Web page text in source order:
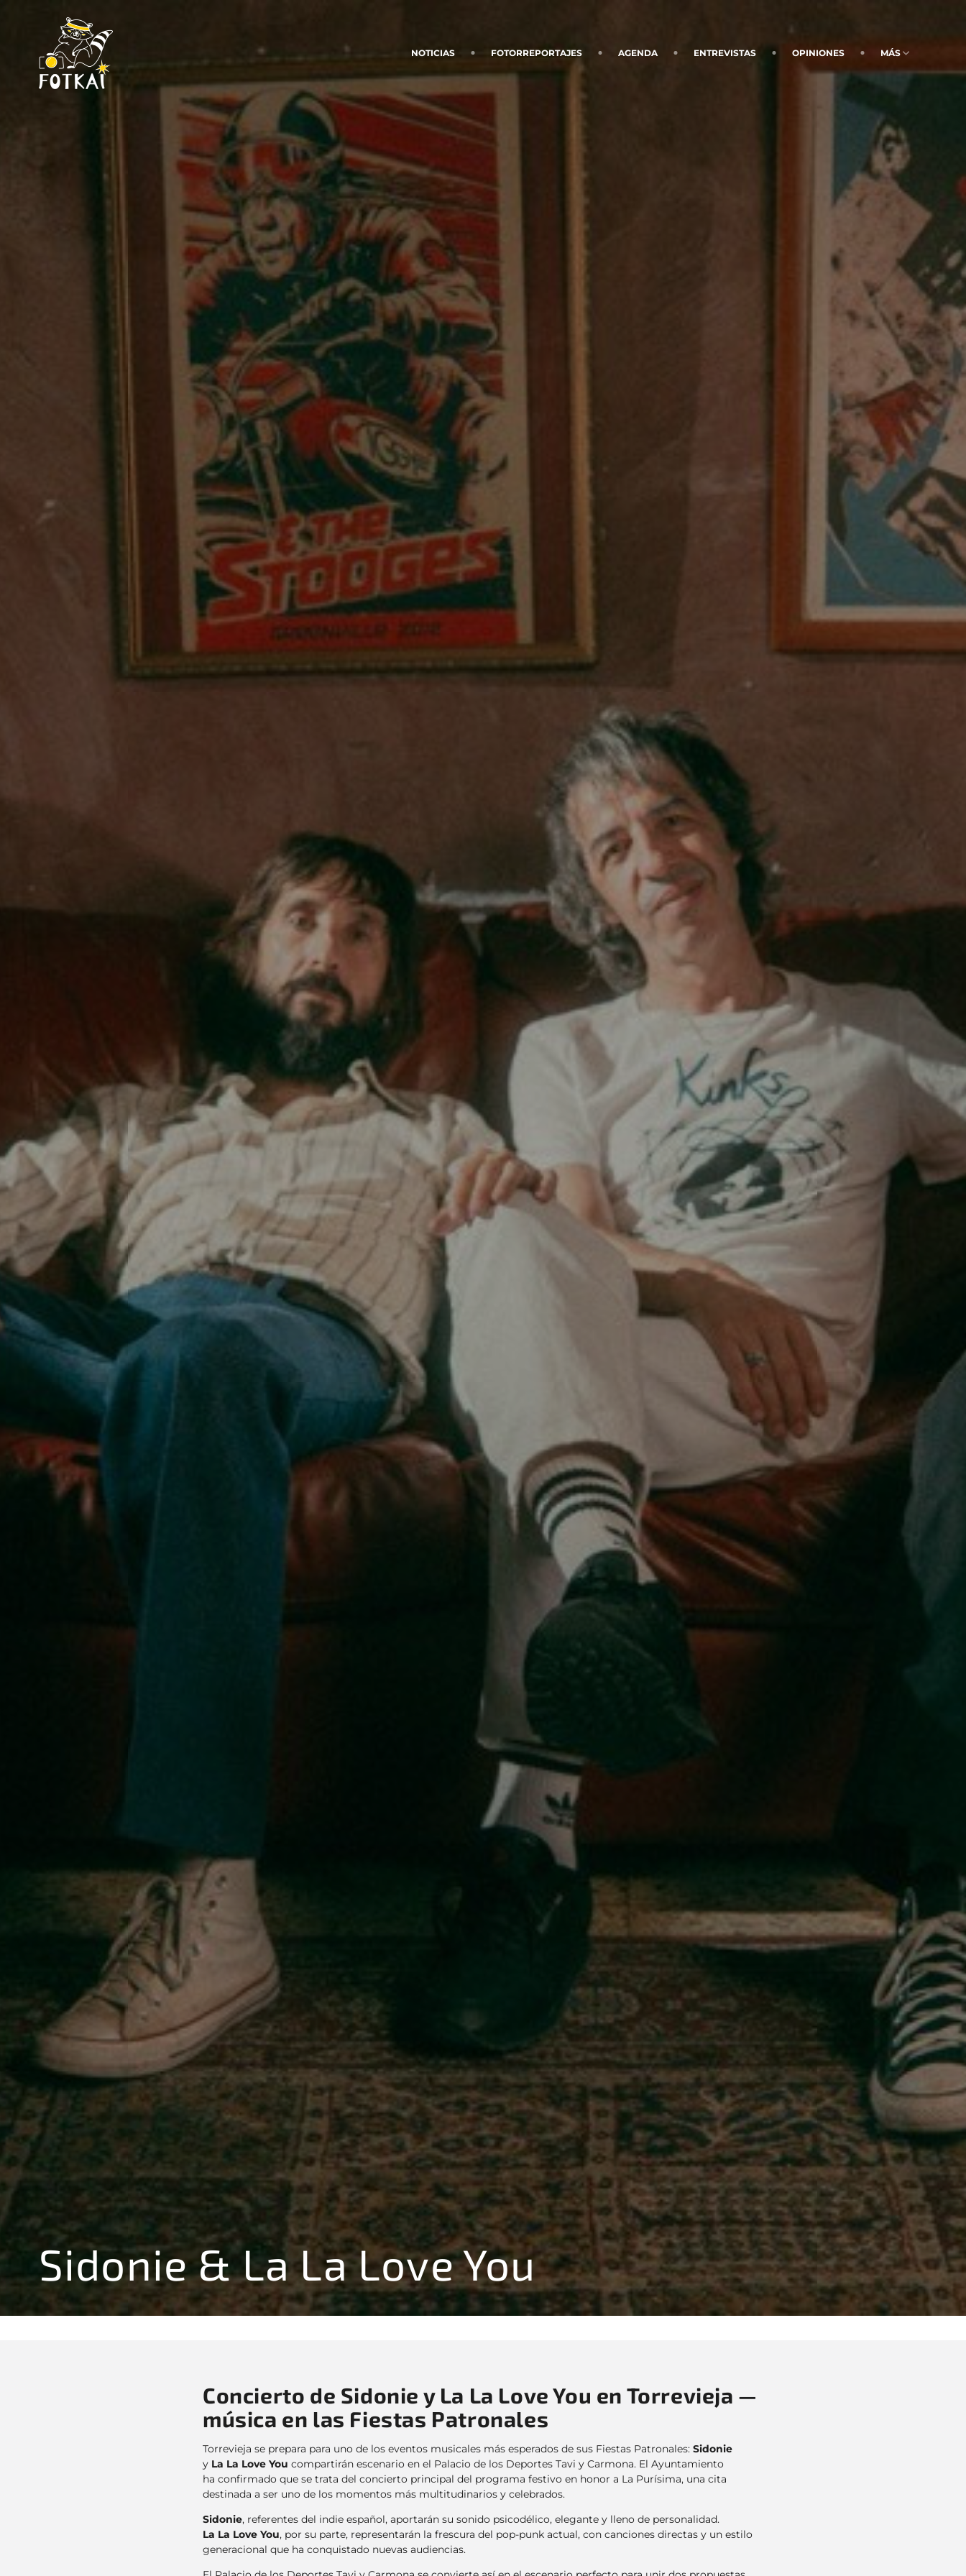
NOTICIAS FOTORREPORTAJES AGENDA ENTREVISTAS OPINIONES MÁS
Sidonie & La La Love You
Concierto de Sidonie y La La Love You en Torrevieja —
música en las Fiestas Patronales
Torrevieja se prepara para uno de los eventos musicales más esperados de sus Fiestas Patronales: Sidonie
y La La Love You compartirán escenario en el Palacio de los Deportes Tavi y Carmona. El Ayuntamiento
ha confirmado que se trata del concierto principal del programa festivo en honor a La Purísima, una cita
destinada a ser uno de los momentos más multitudinarios y celebrados.
Sidonie, referentes del indie español, aportarán su sonido psicodélico, elegante y lleno de personalidad.
La La Love You, por su parte, representarán la frescura del pop-punk actual, con canciones directas y un estilo
generacional que ha conquistado nuevas audiencias.